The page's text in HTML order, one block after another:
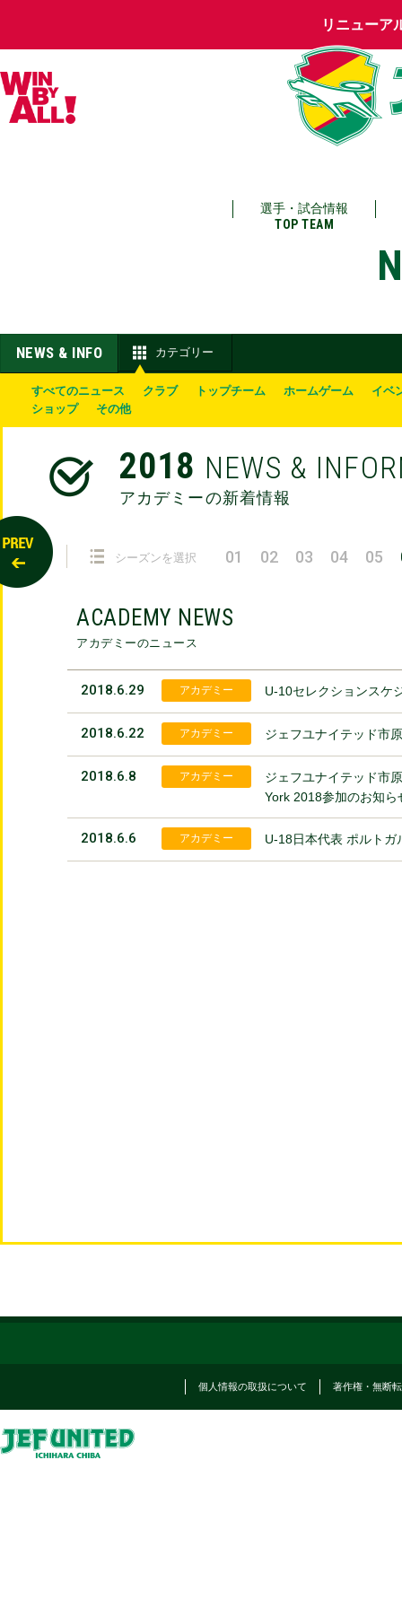
リニューア
選手・試合情報
TOP TEAM
NEWS & INFO カテゴリー
すべてのニュース クラブ トップチーム ホームゲーム
イベ
ショップ
その他
2018 NEWS &
アカデミーの新着情報
シーズンを選択 01 02 03 04 05
ACADEMY NEWS
アカデミーのニュース
2018.6.29 アカデミー U-10セレクションスケ
2018.6.22 アカデミー ジェフユナイテッド市
2018.6.8 アカデミー
ジェフユナイテッド市
York 2018参加のお知ら
2018.6.6 アカデミー U-18日本代表 ポルト
個人情報の取扱について 著作権・無断